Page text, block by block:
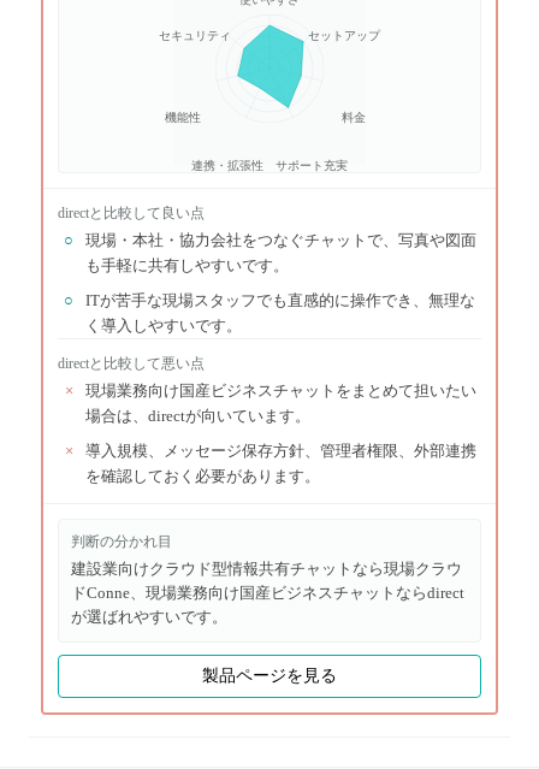
セットアップ
料金
サポート充実
連携・拡張性
機能性
セキュリティ
directと比較して良い点
○
現場・本社・協力会社をつなぐチャットで、写真や図面
も手軽に共有しやすいです。
○
ITが苦手な現場スタッフでも直感的に操作でき、無理な
く導入しやすいです。
directと比較して悪い点
×
現場業務向け国産ビジネスチャットをまとめて担いたい
場合は、directが向いています。
×
導入規模、メッセージ保存方針、管理者権限、外部連携
を確認しておく必要があります。
判断の分かれ目
建設業向けクラウド型情報共有チャットなら現場クラウ
ドConne、現場業務向け国産ビジネスチャットならdirect
が選ばれやすいです。
製品ページを見る